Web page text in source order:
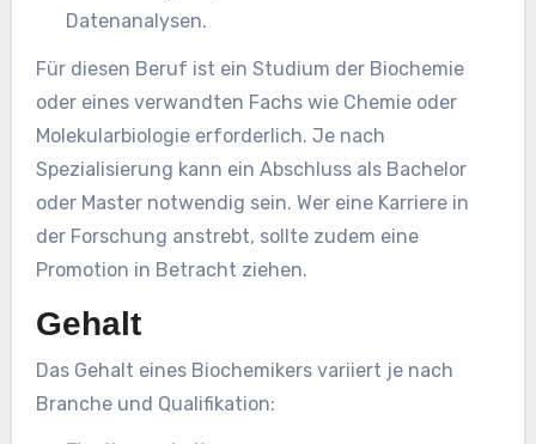
Datenanalysen.
Für diesen Beruf ist ein Studium der Biochemie
oder eines verwandten Fachs wie Chemie oder
Molekularbiologie erforderlich. Je nach
Spezialisierung kann ein Abschluss als Bachelor
oder Master notwendig sein. Wer eine Karriere in
der Forschung anstrebt, sollte zudem eine
Promotion in Betracht ziehen.
Gehalt
Das Gehalt eines Biochemikers variiert je nach
Branche und Qualifikation: